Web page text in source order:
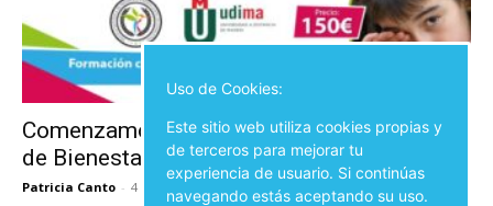
Comenzamos con el Curso de Coordinación
de Bienestar en Centros Educativos
Patricia Canto - 4 marzo, 2022
Uso de Cookies:
Este sitio web utiliza cookies propias y
de terceros para mejorar tu
experiencia de usuario. Si continúas
navegando estás aceptando su uso.